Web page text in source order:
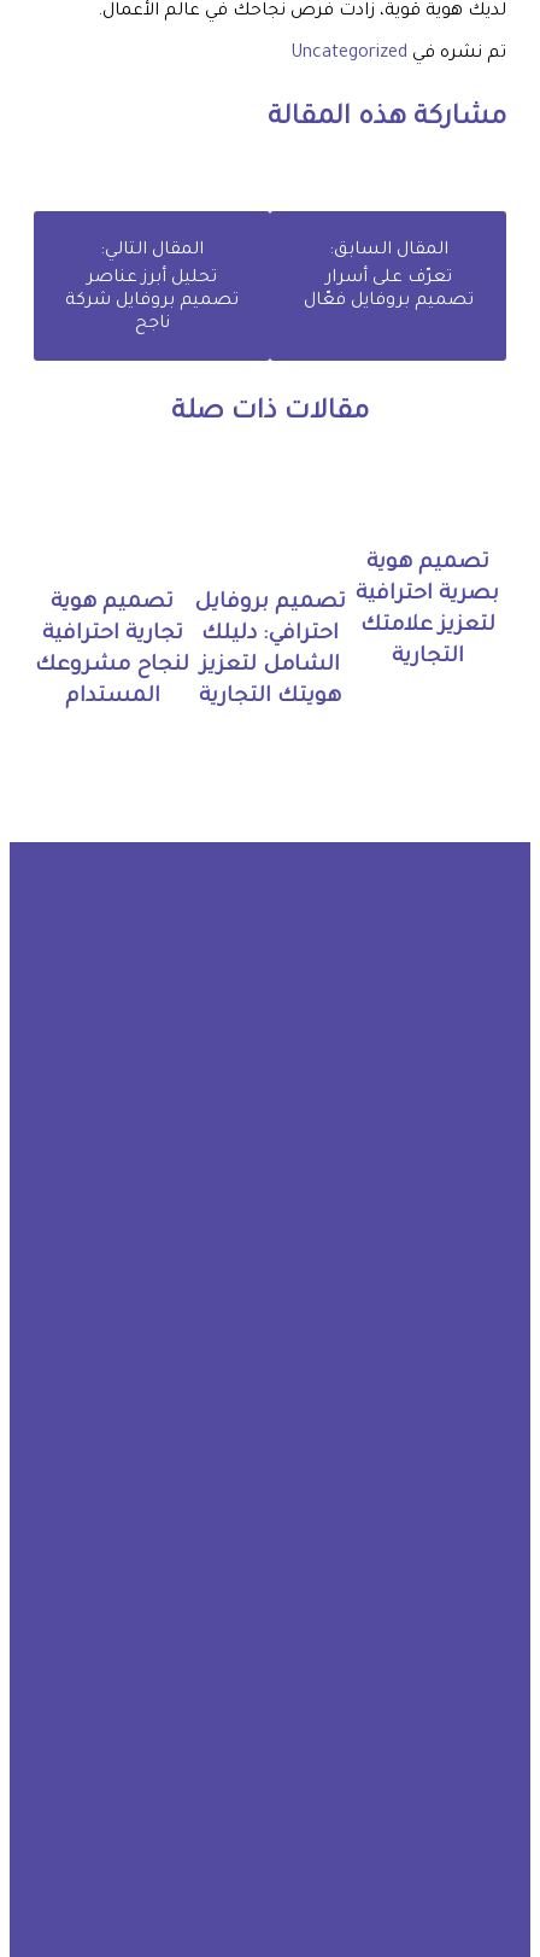
لديك هوية قوية، زادت فرص نجاحك في عالم الأعمال.
تم نشره في Uncategorized
مشاركة هذه المقالة
المقال السابق:
تعرّف على أسرار
تصميم بروفايل فعّال
المقال التالي:
تحليل أبرز عناصر
تصميم بروفايل شركة
ناجح
مقالات ذات صلة
تصميم هوية
بصرية احترافية
لتعزيز علامتك
التجارية
تصميم بروفايل
احترافي: دليلك
الشامل لتعزيز
هويتك التجارية
تصميم هوية
تجارية احترافية
لنجاح مشروعك
المستدام